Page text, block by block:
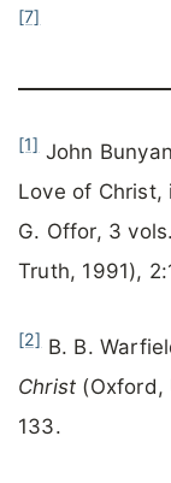
[7]
[1]John
Love of Christ,
G. Offor, 3
Truth, 1991),
[2]B. B.
Christ (Oxford,
133.